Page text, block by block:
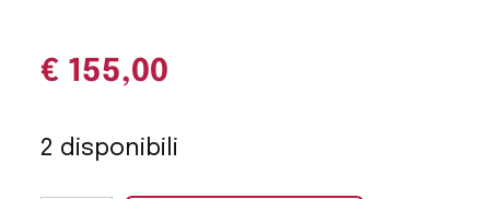
€ 155,00
2 disponibili